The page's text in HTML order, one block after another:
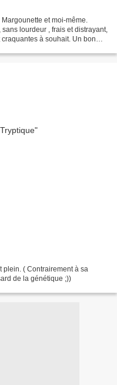
et moi-même.
lourdeur , frais et distrayant,
à souhait. Un bon
plein. ( Contrairement à sa
de la génétique ;))